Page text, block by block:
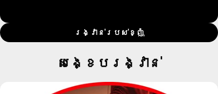
រង្វាន់របស់ខ្ញុំ
សង្ខេបរង្វាន់